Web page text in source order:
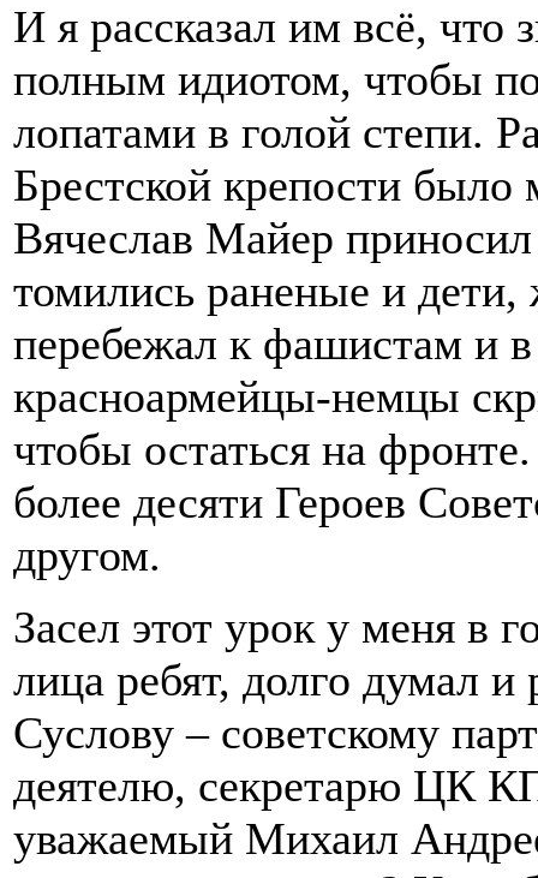
И я рассказал им всё, что
полным идиотом, чтобы
лопатами в голой степи.
Брестской крепости
Вячеслав Майер
томились раненые и
перебежал к фашистам и
красноармейцы-немцы
чтобы остаться на
более десяти Героев
другом.
Засел этот урок у меня в
лица ребят, долго думал
Суслову – советскому
деятелю, секретарю ЦК
уважаемый Михаил